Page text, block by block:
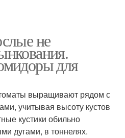
не
для
выращивают рядом с
учитывая высоту кустов
кустики обильно
дугами, в тоннелях.